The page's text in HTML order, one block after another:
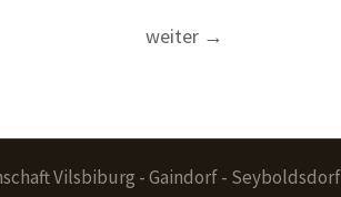
weiter →
Vilsbiburg - Gaindorf - Seyboldsdorf